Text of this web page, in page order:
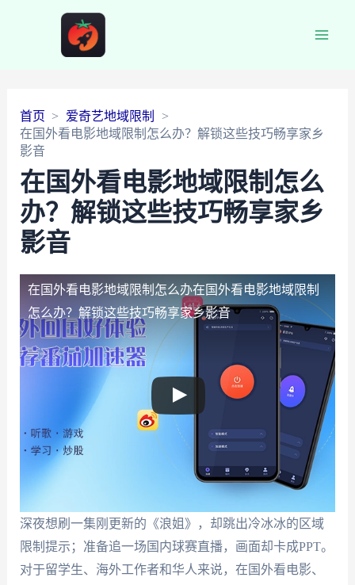
首页
爱奇艺地域限制
在国外看电影地域限制怎么办？解锁这些技巧畅享家乡
影音
在国外看电影地域限制怎么
办？解锁这些技巧畅享家乡
影音
在国外看电影地域限制怎么办在国外看电影地域限制
怎么办？解锁这些技巧畅享家乡影音
深夜想刷一集刚更新的《浪姐》，却跳出冷冰冰的区域
限制提示；准备追一场国内球赛直播，画面却卡成PPT。
对于留学生、海外工作者和华人来说，在国外看电影、